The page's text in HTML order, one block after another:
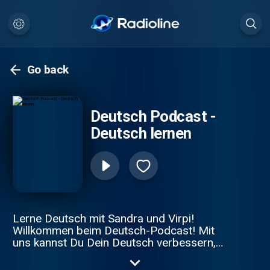
Go back
Deutsch Podcast -
Deutsch lernen
Lerne Deutsch mit Sandra und Virpi!
Willkommen beim Deutsch-Podcast! Mit
uns kannst Du Dein Deutsch verbessern,
Wortschatz lernen. Wir sind Virpi und